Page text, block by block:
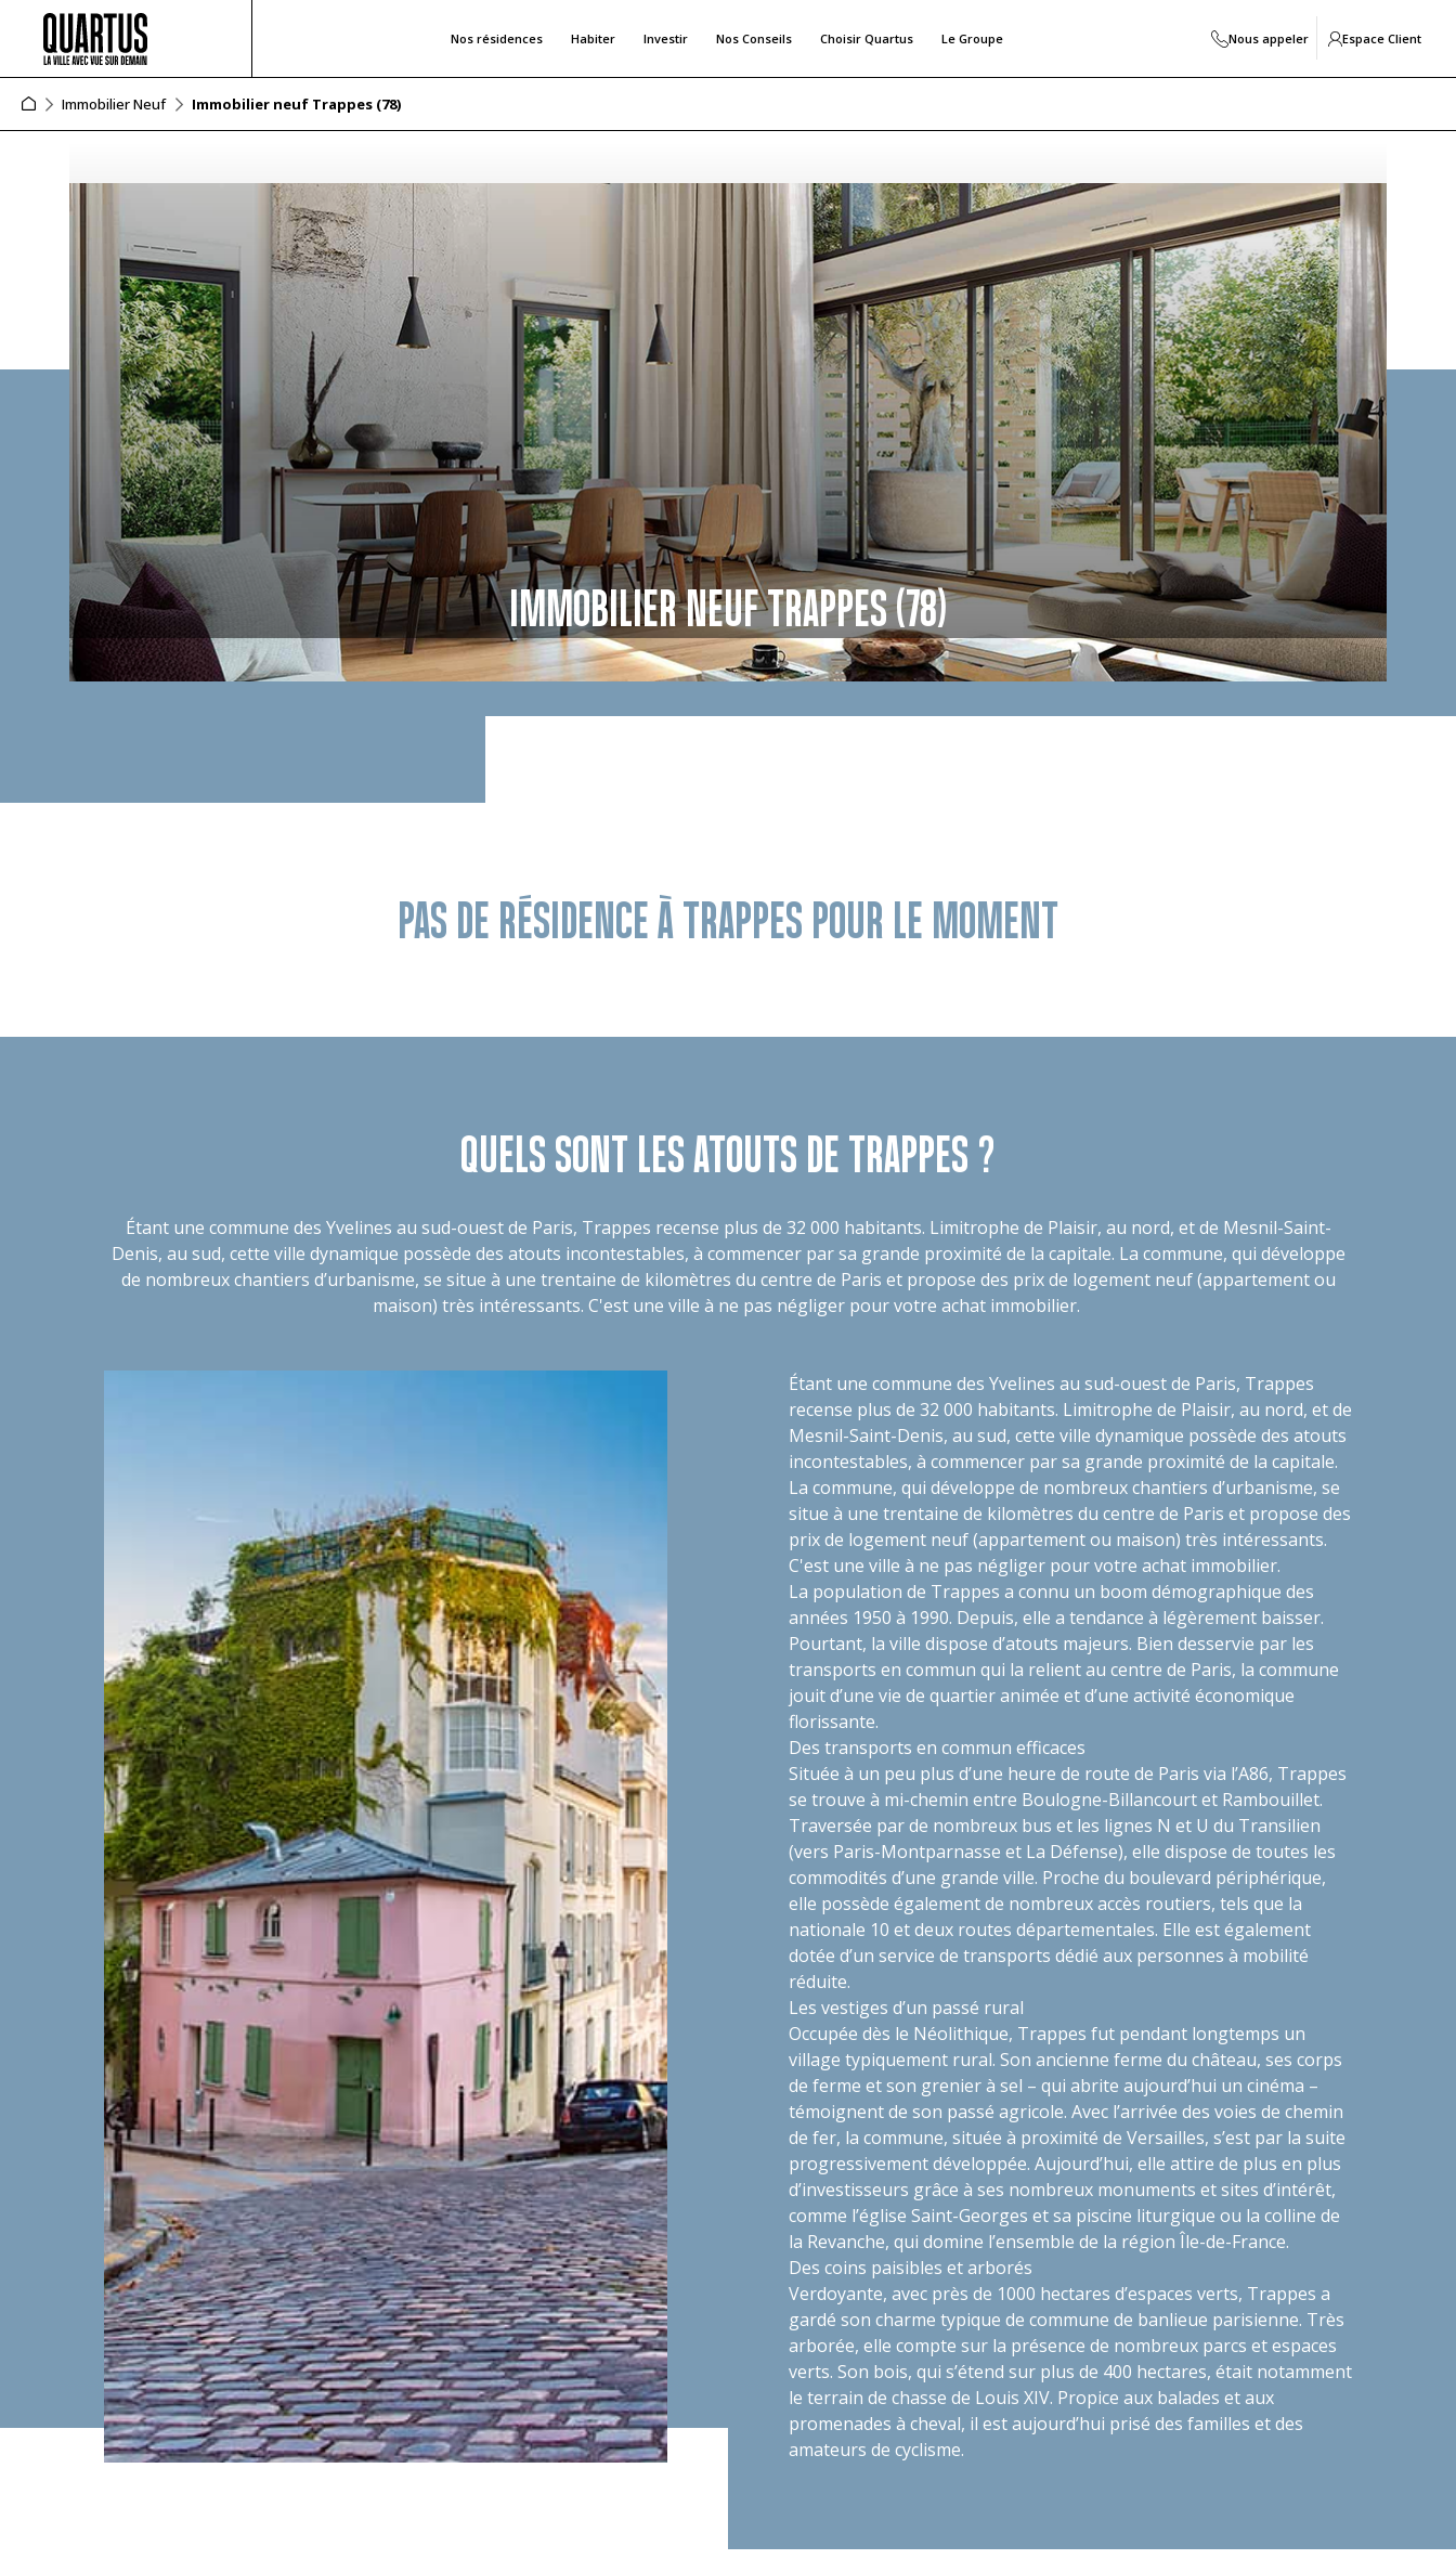
Nos résidences Habiter Investir Nos Conseils Choisir Quartus Le Groupe Nous appeler Espace Client
Immobilier Neuf Immobilier neuf Trappes (78)
IMMOBILIER NEUF TRAPPES (78)
PAS DE RÉSIDENCE À TRAPPES POUR LE MOMENT
QUELS SONT LES ATOUTS DE TRAPPES ?
Étant une commune des Yvelines au sud-ouest de Paris, Trappes recense plus de 32 000 habitants. Limitrophe de Plaisir, au nord, et de Mesnil-Saint-
Denis, au sud, cette ville dynamique possède des atouts incontestables, à commencer par sa grande proximité de la capitale. La commune, qui développe
de nombreux chantiers d’urbanisme, se situe à une trentaine de kilomètres du centre de Paris et propose des prix de logement neuf (appartement ou
maison) très intéressants. C'est une ville à ne pas négliger pour votre achat immobilier.
Étant une commune des Yvelines au sud-ouest de Paris, Trappes
recense plus de 32 000 habitants. Limitrophe de Plaisir, au nord, et de
Mesnil-Saint-Denis, au sud, cette ville dynamique possède des atouts
incontestables, à commencer par sa grande proximité de la capitale.
La commune, qui développe de nombreux chantiers d’urbanisme, se
situe à une trentaine de kilomètres du centre de Paris et propose des
prix de logement neuf (appartement ou maison) très intéressants.
C'est une ville à ne pas négliger pour votre achat immobilier.
La population de Trappes a connu un boom démographique des
années 1950 à 1990. Depuis, elle a tendance à légèrement baisser.
Pourtant, la ville dispose d’atouts majeurs. Bien desservie par les
transports en commun qui la relient au centre de Paris, la commune
jouit d’une vie de quartier animée et d’une activité économique
florissante.
Des transports en commun efficaces
Située à un peu plus d’une heure de route de Paris via l’A86, Trappes
se trouve à mi-chemin entre Boulogne-Billancourt et Rambouillet.
Traversée par de nombreux bus et les lignes N et U du Transilien
(vers Paris-Montparnasse et La Défense), elle dispose de toutes les
commodités d’une grande ville. Proche du boulevard périphérique,
elle possède également de nombreux accès routiers, tels que la
nationale 10 et deux routes départementales. Elle est également
dotée d’un service de transports dédié aux personnes à mobilité
réduite.
Les vestiges d’un passé rural
Occupée dès le Néolithique, Trappes fut pendant longtemps un
village typiquement rural. Son ancienne ferme du château, ses corps
de ferme et son grenier à sel – qui abrite aujourd’hui un cinéma –
témoignent de son passé agricole. Avec l’arrivée des voies de chemin
de fer, la commune, située à proximité de Versailles, s’est par la suite
progressivement développée. Aujourd’hui, elle attire de plus en plus
d’investisseurs grâce à ses nombreux monuments et sites d’intérêt,
comme l’église Saint-Georges et sa piscine liturgique ou la colline de
la Revanche, qui domine l’ensemble de la région Île-de-France.
Des coins paisibles et arborés
Verdoyante, avec près de 1000 hectares d’espaces verts, Trappes a
gardé son charme typique de commune de banlieue parisienne. Très
arborée, elle compte sur la présence de nombreux parcs et espaces
verts. Son bois, qui s’étend sur plus de 400 hectares, était notamment
le terrain de chasse de Louis XIV. Propice aux balades et aux
promenades à cheval, il est aujourd’hui prisé des familles et des
amateurs de cyclisme.